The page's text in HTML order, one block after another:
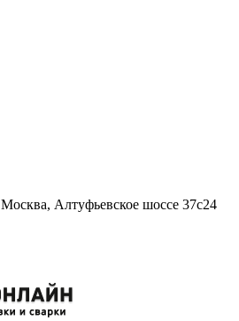
Москва, Алтуфьевское шоссе 37с24